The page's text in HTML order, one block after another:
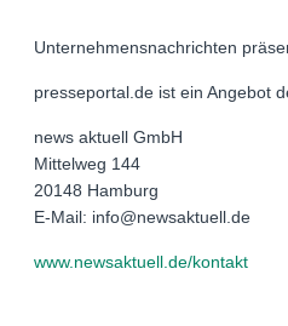
Unternehmensnachrichten
presseportal.de ist ein Angebot
news aktuell GmbH
Mittelweg 144
20148 Hamburg
E-Mail: info@newsaktuell.de
www.newsaktuell.de/kontakt